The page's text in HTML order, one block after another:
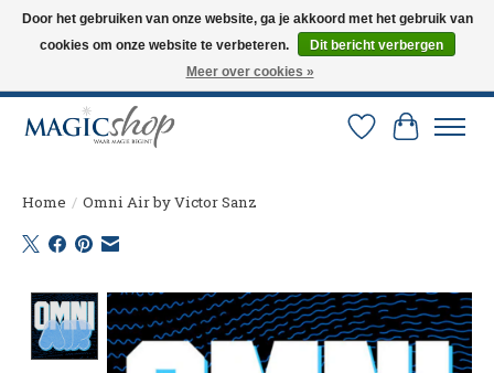
Altijd de nieuwste trucs op voorraad. Snelle verzending via PostNL en DHL.
Langskomen in onze winkel? Bel of mail om een afspraak te maken. 0251-
Verlanglijst
Home / Omni Air by Victor Sanz
Product image slideshow Items
Door het gebruiken van onze website, ga je akkoord met het gebruik van
cookies om onze website te verbeteren.
Dit bericht verbergen
Meer over cookies »